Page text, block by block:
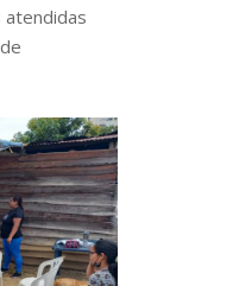
atendidas